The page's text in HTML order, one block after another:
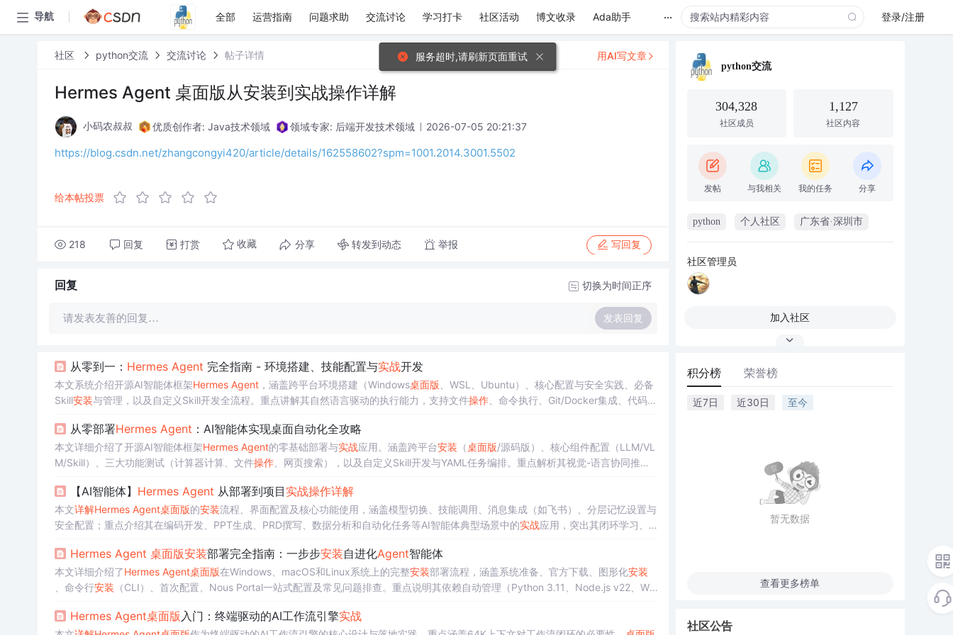
导航 全部 运营指南 问题求助 交流讨论 学习打卡 社区活动 博文收录 Ada助手 ... 登录/注册
社区 python交流 交流讨论 帖子详情
Hermes Agent 桌面版从安装到实战操作详解
小码农叔叔 优质创作者: Java技术领域 领域专家: 后端开发技术领域 2026-07-05 20:21:37
https://blog.csdn.net/zhangcongyi420/article/details/162558602?spm=1001.2014.3001.5502
给本帖投票
218 回复 打赏 收藏 分享 转发到动态 举报 写回复
用AI写文章
回复 切换为时间正序
请发表友善的回复… 发表回复
从零到一： Hermes Agent 完全指南 - 环境搭建、技能配置与实战开发
本文系统介绍开源AI智能体框架Hermes Agent，涵盖跨平台环境搭建（Windows桌面版 、WSL、Ubuntu）、核心配置与安全实践、必备
Skill安装与管理，以及自定义Skill开发全流程。重点讲解其自然语言驱动的执行能力，支持文件操作、命令执行、Git/Docker集成、代码解
从零部署Hermes Agent ：AI智能体实现桌面自动化全攻略
本文详细介绍了开源AI智能体框架Hermes Agent的零基础部署与实战应用。涵盖跨平台安装 （桌面版/源码版）、核心组件配置（LLM/VL
M/Skill）、三大功能测试（计算器计算、文件操作、网页搜索），以及自定义Skill开发与YAML任务编排。重点解析其视觉-语言协同推理
【AI智能体】 Hermes Agent 从部署到项目 实战操作详解
本文详解Hermes Agent桌面版的安装流程、界面配置及核心功能使用，涵盖模型切换、技能调用、消息集成（如飞书）、分层记忆设置与
安全配置；重点介绍其在编码开发、PPT生成、PRD撰写、数据分析和自动化任务等AI智能体典型场景中的实战应用，突出其闭环学习、
Hermes Agent 桌面版安装部署完全指南：一步步安装自进化Agent智能体
本文详细介绍了Hermes Agent桌面版在Windows、macOS和Linux系统上的完整安装部署流程，涵盖系统准备、官方下载、图形化安装
、命令行安装 （CLI）、首次配置、Nous Portal一站式配置及常见问题排查。重点说明其依赖自动管理（Python 3.11、Node.js v22、We
Hermes Agent桌面版 入门：终端驱动的AI工作流引擎实战
python交流
304,328
社区成员
1,127
社区内容
发帖 与我相关 我的任务 分享
python 个人社区 广东省·深圳市
社区管理员
加入社区
积分榜 荣誉榜
近7日 近30日 至今
暂无数据
查看更多榜单
社区公告
服务超时,请刷新页面重试